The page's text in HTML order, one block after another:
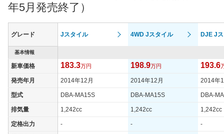
悍なイメージを強調している。一方のインテリアは大人のこだわ
りを感じる空間を演出するため、ボルドーとブラックを基調とし
たコーディネイトで上質感を表現。さらにシート表皮にはアクセ
ントに鈍く輝くような色合いを採用している。メーターにもイン
よりこだわり感を表現している。ソリオバンディッドに搭載され
る1.2L直列４気筒DOHCで、モーター機能付発電機のISGとリチ
ウムイオンバッテリーを組み合わせたマイルドハイブリッドシス
テムを採用。減速時のエネルギーを利用して発電し、専用バッテ
リーに充電。加速時には、その電力を用いてモーターでエンジン
19.6km/Lという優れた燃費性能を実現。組み合わされるミッショ
ンはCVTのみで、駆動方式は全グレードで2WD（FF）と4WDを
年5月発売終了）
グレード Jスタイル 4WD Jスタイル DJE J
基本情報
新車価格 183.3万円 198.9万円 193.6
発売年月 2014年12月 2014年12月 2014年
型式 DBA-MA15S DBA-MA15S DBA-
排気量 1,242cc 1,242cc 1,242cc
定格出力 - - -